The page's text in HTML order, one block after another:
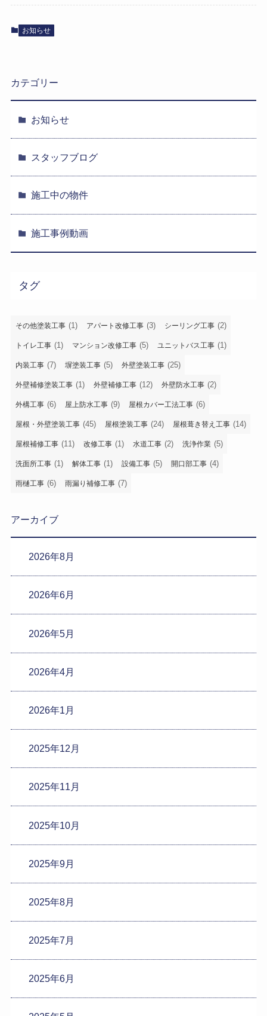
お知らせ
カテゴリー
お知らせ
スタッフブログ
施工中の物件
施工事例動画
タグ
その他塗装工事 (1) アパート改修工事 (3) シーリング工事 (2)
トイレ工事 (1) マンション改修工事 (5) ユニットバス工事 (1)
内装工事 (7) 塀塗装工事 (5) 外壁塗装工事 (25)
外壁補修塗装工事 (1) 外壁補修工事 (12) 外壁防水工事 (2)
外構工事 (6) 屋上防水工事 (9) 屋根カバー工法工事 (6)
屋根・外壁塗装工事 (45) 屋根塗装工事 (24) 屋根葺き替え工事 (14)
屋根補修工事 (11) 改修工事 (1) 水道工事 (2) 洗浄作業 (5)
洗面所工事 (1) 解体工事 (1) 設備工事 (5) 開口部工事 (4)
雨樋工事 (6) 雨漏り補修工事 (7)
アーカイブ
2026年8月
2026年6月
2026年5月
2026年4月
2026年1月
2025年12月
2025年11月
2025年10月
2025年9月
2025年8月
2025年7月
2025年6月